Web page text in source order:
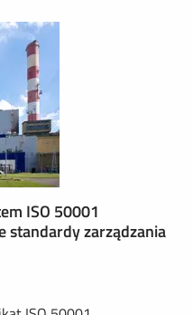
ISO 50001
standardy zarządzania